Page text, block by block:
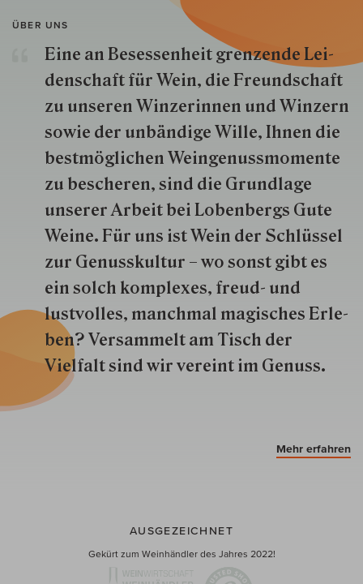
ÜBER UNS
Eine an Besessenheit gren­zende Lei­
den­schaft für Wein, die Freund­schaft
zu unseren Win­zer­innen und Win­zern
so­wie der un­bän­dige Wille, Ihnen die
best­mög­lich­en Wein­genuss­momente
zu besche­ren, sind die Grund­lage
unserer Arbeit bei Lobenbergs Gute
Weine. Für uns ist Wein der Schlüs­sel
zur Genuss­kultur – wo sonst gibt es
ein solch kom­plexes, freud- und
lustvolles, manchmal ma­gisch­es Er­le­
ben? Versammelt am Tisch der
Vielfalt sind wir ver­eint im Genuss.
Mehr erfahren
AUSGEZEICHNET
Gekürt zum Weinhändler des Jahres 2022!